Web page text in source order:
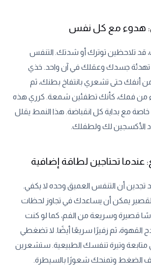
هدوء مع كل نفس
قد تلاحظين توترك أو شدتك. التنفس
تهدئة جسدك وعقلك في آن واحد. خذي
أنفك حتى تشعري بانتفاخ بطنك، ثم
من فمك، كأنك تطفئين شمعة. كرري هذه
مع بداية كل انقباضة. هذا النمط يقلل
الأكسجين لك ولطفلك.
عندما تحتاجين لطاقة إضافية
تجدين أن التنفس العميق وحده لا يكفي.
يمكن أن يساعدك في تجاوز لحظات
قصيرة وسريعة من الفم، كما لو كنت
القهوة، ثم زفيرًا سريعًا أيضًا. لا تضغطي
متابعة وتيرة تنفسك الطبيعية. ستشعرين
الضغط وتمنحك شعورًا بالسيطرة.